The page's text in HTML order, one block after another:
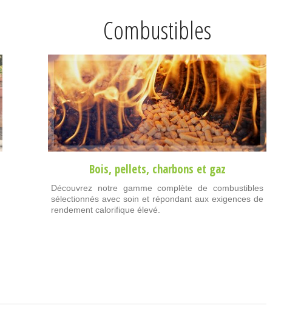
Combustibles
Bois, pellets, charbons et gaz
Découvrez notre gamme complète de combustibles
sélectionnés avec soin et répondant aux exigences de
rendement calorifique élevé.